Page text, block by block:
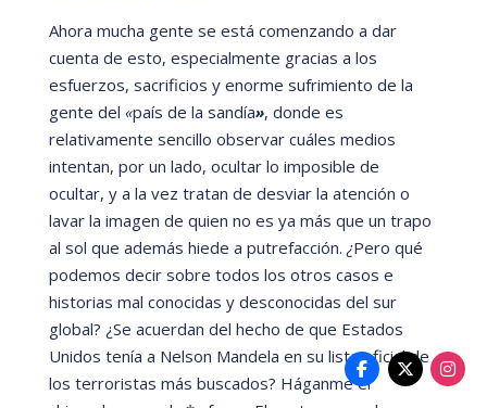
Ahora mucha gente se está comenzando a dar
cuenta de esto, especialmente gracias a los
esfuerzos, sacrificios y enorme sufrimiento de la
gente del «país de la sandía», donde es
relativamente sencillo observar cuáles medios
intentan, por un lado, ocultar lo imposible de
ocultar, y a la vez tratan de desviar la atención o
lavar la imagen de quien no es ya más que un trapo
al sol que además hiede a putrefacción. ¿Pero qué
podemos decir sobre todos los otros casos e
historias mal conocidas y desconocidas del sur
global? ¿Se acuerdan del hecho de que Estados
Unidos tenía a Nelson Mandela en su lista oficial de
los terroristas más buscados? Háganme el